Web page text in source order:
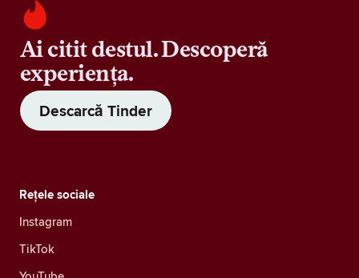
Ai citit destul. Descoperă
experiența.
Descarcă Tinder
Rețele sociale
Instagram
TikTok